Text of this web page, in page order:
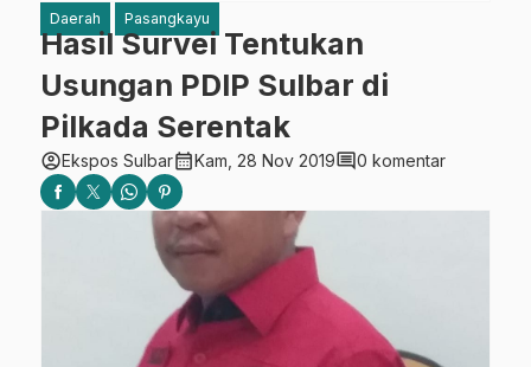
Daerah Pasangkayu
Hasil Survei Tentukan
Usungan PDIP Sulbar di
Pilkada Serentak
account_circleEkspos Sulbarcalendar_monthKam, 28 Nov 2019comment0 komentar